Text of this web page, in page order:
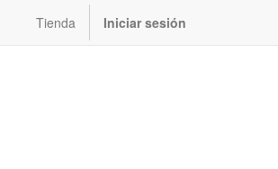
Tienda Iniciar sesión